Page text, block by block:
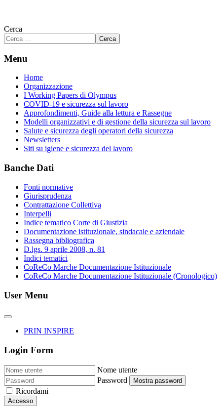
Cerca
Cerca
Menu
Home
Organizzazione
I Working Papers di Olympus
COVID-19 e sicurezza sul lavoro
Approfondimenti, Guide alla lettura e Rassegne
Modelli organizzativi e di gestione della sicurezza sul lavoro
Salute e sicurezza degli operatori della sicurezza
Newsletters
Siti su igiene e sicurezza del lavoro
Banche Dati
Fonti normative
Giurisprudenza
Contrattazione Collettiva
Interpelli
Indice tematico Corte di Giustizia
Documentazione istituzionale, sindacale e aziendale
Rassegna bibliografica
D.lgs. 9 aprile 2008, n. 81
Indici tematici
CoReCo Marche Documentazione Istituzionale
CoReCo Marche Documentazione Istituzionale (Cronologico)
User Menu
PRIN INSPIRE
Login Form
Nome utente
Password
Mostra password
Ricordami
Accesso